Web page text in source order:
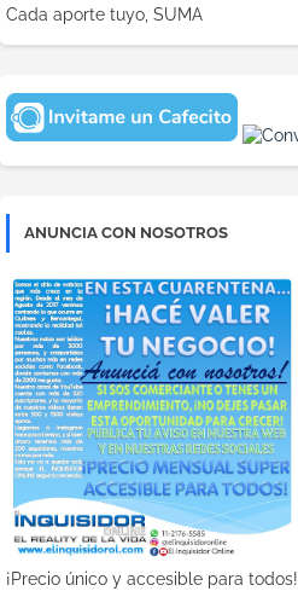
Cada aporte tuyo, SUMA
ANUNCIA CON NOSOTROS
¡Precio único y accesible para todos!